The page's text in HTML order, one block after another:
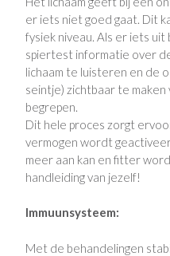
er iets niet goed gaat. Dit
fysiek niveau. Als er iets uit
spiertest informatie over
lichaam te luisteren en de
seintje) zichtbaar te maken
begrepen.
Dit hele proces zorgt
vermogen wordt
meer aan kan en fitter
handleiding van jezelf!
Immuunsysteem:
Met de behandelingen